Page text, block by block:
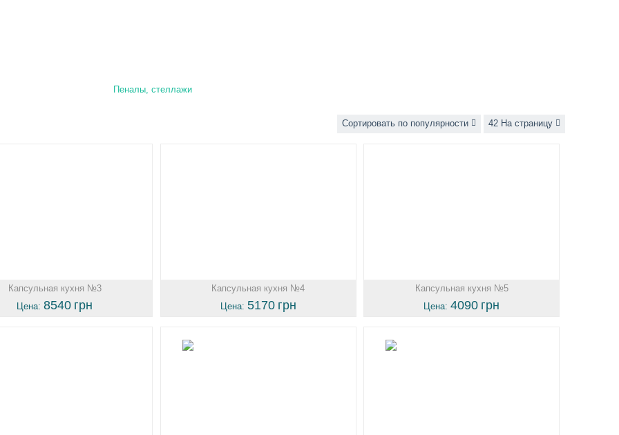
Пеналы, стеллажи
Сортировать по популярности 42 На страницу
Капсульная кухня №3
Цена:8540 грн
Капсульная кухня №4
Цена: 5170 грн
Капсульная кухня №5
Цена:4090 грн